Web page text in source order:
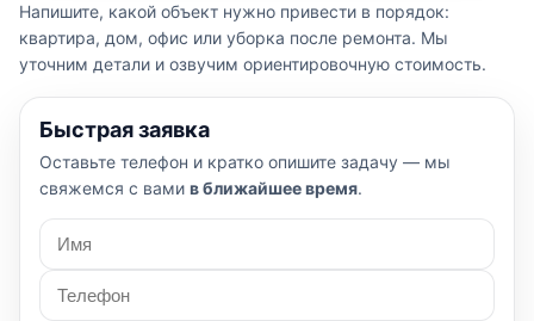
Напишите, какой объект нужно привести в порядок:
квартира, дом, офис или уборка после ремонта. Мы
уточним детали и озвучим ориентировочную стоимость.
Быстрая заявка
Оставьте телефон и кратко опишите задачу — мы
свяжемся с вами в ближайшее время.